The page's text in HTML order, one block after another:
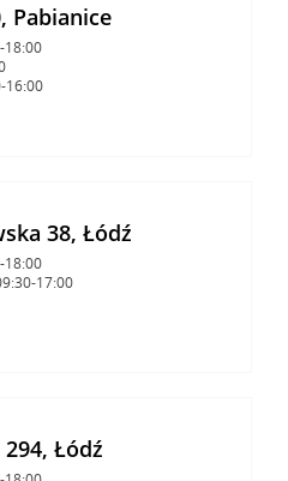
Pabianice
18:00
16:00
38, Łódź
18:00
17:00
Łódź